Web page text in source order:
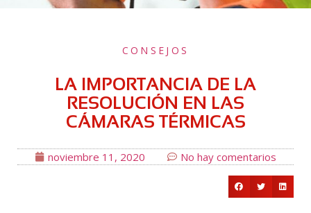
CONSEJOS
LA IMPORTANCIA DE LA
RESOLUCIÓN EN LAS
CÁMARAS TÉRMICAS
noviembre 11, 2020 No hay comentarios